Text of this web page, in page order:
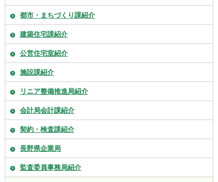
都市・まちづくり課紹介
建築住宅課紹介
公営住宅室紹介
施設課紹介
リニア整備推進局紹介
会計局会計課紹介
契約・検査課紹介
長野県企業局
監査委員事務局紹介